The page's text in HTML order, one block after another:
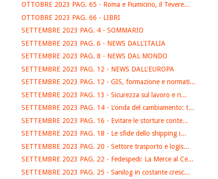
OTTOBRE 2023 PAG. 65 - Roma e Fiumicino, il Tevere...
OTTOBRE 2023 PAG. 66 - LIBRI
SETTEMBRE 2023 PAG. 4 - SOMMARIO
SETTEMBRE 2023 PAG. 6 - NEWS DALL'ITALIA
SETTEMBRE 2023 PAG. 8 - NEWS DAL MONDO
SETTEMBRE 2023 PAG. 12 - NEWS DALL'EUROPA
SETTEMBRE 2023 PAG. 12 - GIS, formazione e normati...
SETTEMBRE 2023 PAG. 13 - Sicurezza sul lavoro e ri...
SETTEMBRE 2023 PAG. 14 - L’onda del cambiamento: t...
SETTEMBRE 2023 PAG. 16 - Evitare le storture conte...
SETTEMBRE 2023 PAG. 18 - Le sfide dello shipping i...
SETTEMBRE 2023 PAG. 20 - Settore trasporto e logis...
SETTEMBRE 2023 PAG. 22 - Fedespedi: La Merce al Ce...
SETTEMBRE 2023 PAG. 25 - Sanilog in costante cresc...